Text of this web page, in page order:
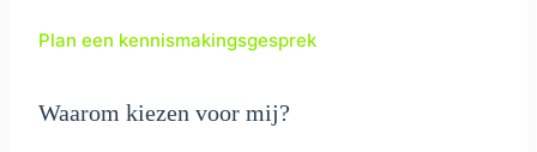
Plan een kennismakingsgesprek
Waarom kiezen voor mij?